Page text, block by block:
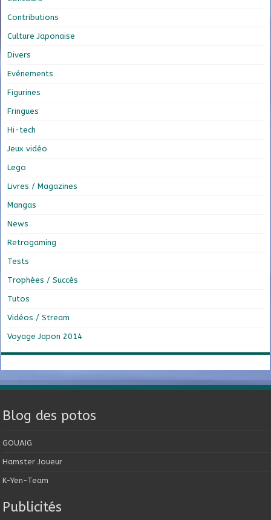
Contributions
Culture Japonaise
Divers
Evénements
Figurines
Fringues
Hi-tech
Jeux vidéo
Lego
Livres / Magazines
Mangas
News
Retrogaming
Tests
Trophées / Succès
Tutos
Vidéos / Stream
Voyage Japon 2014
Blog des potos
GOUAIG
Hamster Joueur
K-Yen-Team
Publicités